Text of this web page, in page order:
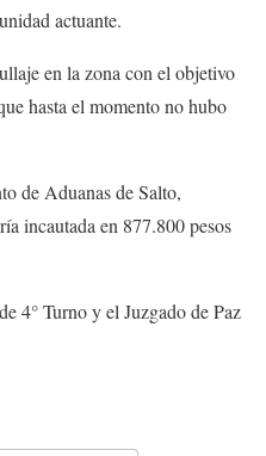
actuante.
en la zona con el objetivo
hasta el momento no hubo
de Aduanas de Salto,
incautada en 877.800 pesos
4° Turno y el Juzgado de Paz